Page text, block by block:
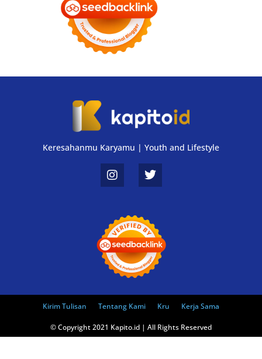
Keresahanmu Karyamu | Youth and Lifestyle
Kirim Tulisan Tentang Kami Kru Kerja Sama
© Copyright 2021 Kapito.id | All Rights Reserved